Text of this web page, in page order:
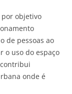
objetivo
de pessoas ao
o uso do espaço
onde é